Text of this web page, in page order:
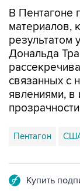
результатом
Дональда
связанных с
явлениями, в
Пентагон США